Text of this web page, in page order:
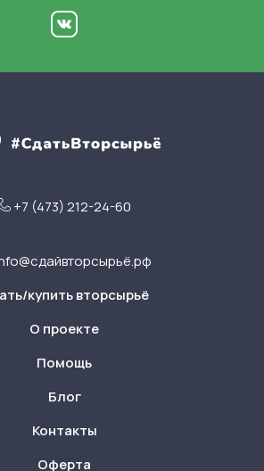
+7 (473) 212-24-60
купить вторсырьё
О проекте
Помощь
Блог
Контакты
Оферта